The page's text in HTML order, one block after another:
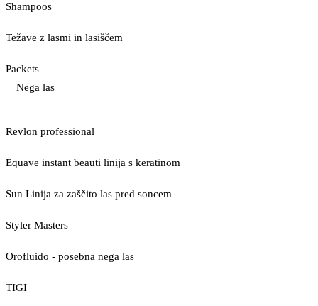
Shampoos
Težave z lasmi in lasiščem
Packets
Nega las
Revlon professional
Equave instant beauti linija s keratinom
Sun Linija za zaščito las pred soncem
Styler Masters
Orofluido - posebna nega las
TIGI